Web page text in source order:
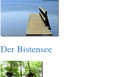
Der Bistensee